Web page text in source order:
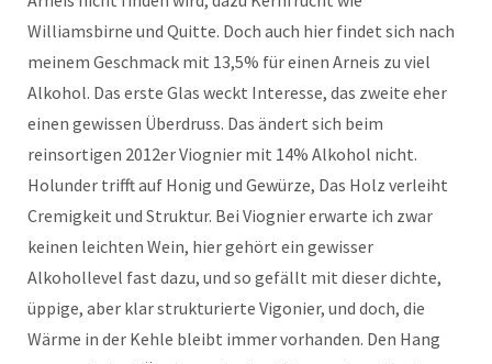
Williamsbirne und Quitte. Doch auch hier findet sich nach
meinem Geschmack mit 13,5% für einen Arneis zu viel
Alkohol. Das erste Glas weckt Interesse, das zweite eher
einen gewissen Überdruss. Das ändert sich beim
reinsortigen 2012er Viognier mit 14% Alkohol nicht.
Holunder trifft auf Honig und Gewürze, Das Holz verleiht
Cremigkeit und Struktur. Bei Viognier erwarte ich zwar
keinen leichten Wein, hier gehört ein gewisser
Alkohollevel fast dazu, und so gefällt mit dieser dichte,
üppige, aber klar strukturierte Vigonier, und doch, die
Wärme in der Kehle bleibt immer vorhanden. Den Hang